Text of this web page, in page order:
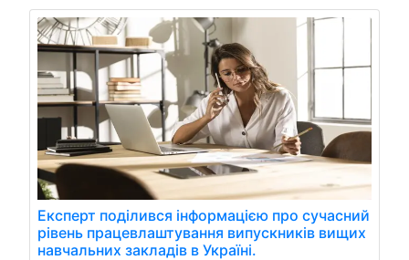
Експерт поділився інформацією про сучасний
рівень працевлаштування випускників вищих
навчальних закладів в Україні.